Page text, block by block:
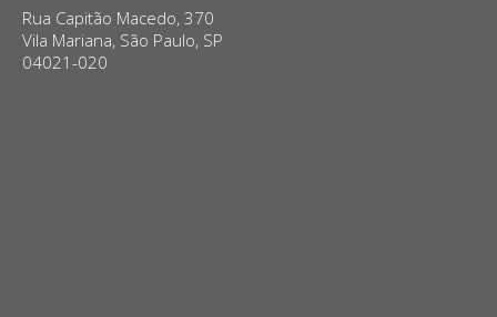
Rua Capitão Macedo, 370
Vila Mariana, São Paulo, SP
04021-020